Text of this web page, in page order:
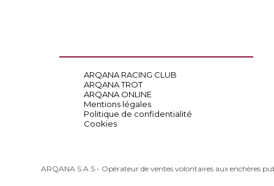
ARQANA RACING CLUB
ARQANA TROT
ARQANA ONLINE
Mentions légales
Politique de confidentialité
Cookies
ARQANA S.A.S - Opérateur de ventes volontaires aux enchères